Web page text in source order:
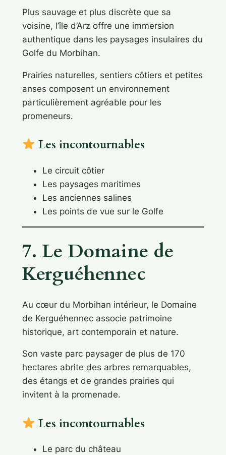
Plus sauvage et plus discrète que sa
voisine, l’île d’Arz offre une immersion
authentique dans les paysages insulaires du
Golfe du Morbihan.
Prairies naturelles, sentiers côtiers et petites
anses composent un environnement
particulièrement agréable pour les
promeneurs.
Les incontournables
Le circuit côtier
Les paysages maritimes
Les anciennes salines
Les points de vue sur le Golfe
7. Le Domaine de
Kerguéhennec
Au cœur du Morbihan intérieur, le Domaine
de Kerguéhennec associe patrimoine
historique, art contemporain et nature.
Son vaste parc paysager de plus de 170
hectares abrite des arbres remarquables,
des étangs et de grandes prairies qui
invitent à la promenade.
Les incontournables
Le parc du château